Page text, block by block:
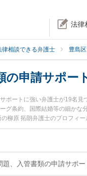
法律
律相談できる弁護士 豊島
の申請サポー
ポートに強い弁護士が19名
グ条約、国際結婚等の細か
柳原 拓朗弁護士のプロフィ
したい』『入管書類の申請
予約したい』などでお困りの
題、入管書類の申請サポー